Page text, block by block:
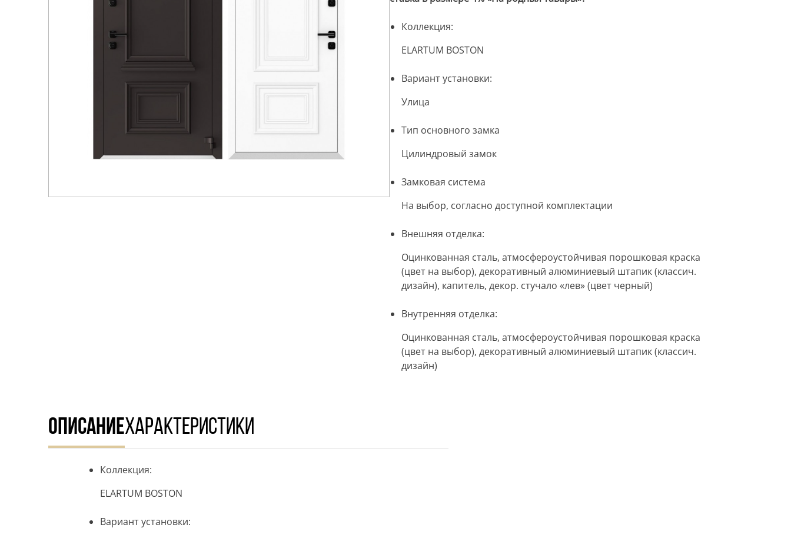
Коллекция:
ELARTUM BOSTON
Вариант установки:
Улица
Тип основного замка
Цилиндровый замок
Замковая система
На выбор, согласно доступной комплектации
Внешняя отделка:
Оцинкованная сталь, атмосфероустойчивая порошковая краска
(цвет на выбор), декоративный алюминиевый штапик (классич.
дизайн), капитель, декор. стучало «лев» (цвет черный)
Внутренняя отделка:
Оцинкованная сталь, атмосфероустойчивая порошковая краска
(цвет на выбор), декоративный алюминиевый штапик (классич.
дизайн)
ОПИСАНИЕХАРАКТЕРИСТИКИ
Коллекция:
ELARTUM BOSTON
Вариант установки: